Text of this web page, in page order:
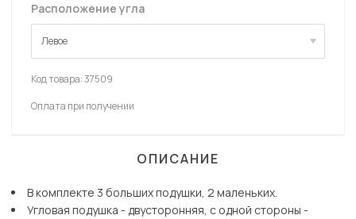
Расположение угла
Левое
Левое
Код товара:37509
Оплата при получении
ОПИСАНИЕ
В комплекте 3 больших подушки, 2 маленьких.
Угловая подушка - двусторонняя, с одной стороны -